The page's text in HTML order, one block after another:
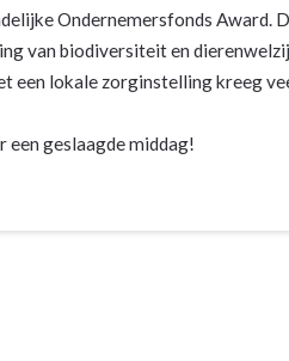
Ondernemersfonds Award.
van biodiversiteit en
een lokale zorginstelling kreeg
een geslaagde middag!